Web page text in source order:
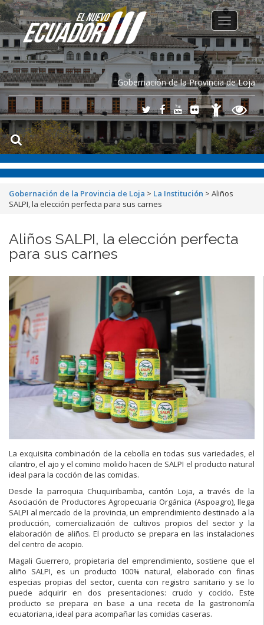
Gobernación de la Provincia de Loja
Toggle
navigation
Gobernación de la Provincia de Loja > La Institución > Aliños
SALPI, la elección perfecta para sus carnes
Aliños SALPI, la elección perfecta
para sus carnes
La exquisita combinación de la cebolla en todas sus variedades, el
cilantro, el ajo y el comino molido hacen de SALPI el producto natural
ideal para la cocción de las comidas.
Desde la parroquia Chuquiribamba, cantón Loja, a través de la
Asociación de Productores Agropecuaria Orgánica (Aspoagro), llega
SALPI al mercado de la provincia, un emprendimiento destinado a la
producción, comercialización de cultivos propios del sector y la
elaboración de aliños. El producto se prepara en las instalaciones
del centro de acopio.
Magali Guerrero, propietaria del emprendimiento, sostiene que el
aliño SALPI, es un producto 100% natural, elaborado con finas
especias propias del sector, cuenta con registro sanitario y se lo
puede adquirir en dos presentaciones: crudo y cocido. Este
producto se prepara en base a una receta de la gastronomía
ecuatoriana, ideal para acompañar las comidas caseras.